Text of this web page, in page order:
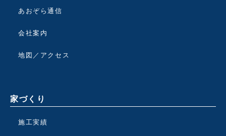
あおぞら通信
会社案内
地図／アクセス
家づくり
施工実績